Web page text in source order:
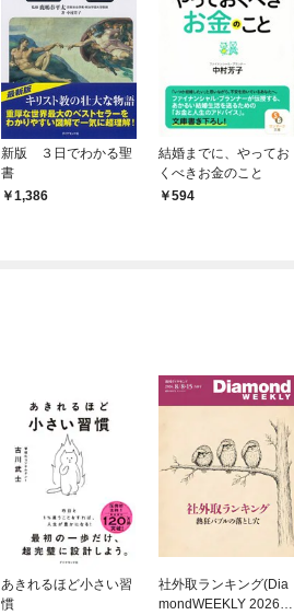
新版 ３日でわかる聖
書
1,386
結婚までに、やってお
くべきお金のこと
594
あきれるほど小さい習
慣
社外取ランキング(Dia
mondWEEKLY 2026年